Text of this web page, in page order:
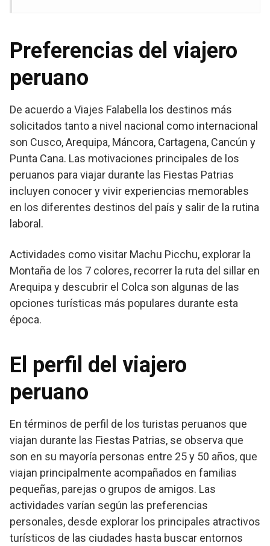
Preferencias del viajero
peruano
De acuerdo a Viajes Falabella los destinos más
solicitados tanto a nivel nacional como internacional
son Cusco, Arequipa, Máncora, Cartagena, Cancún y
Punta Cana. Las motivaciones principales de los
peruanos para viajar durante las Fiestas Patrias
incluyen conocer y vivir experiencias memorables
en los diferentes destinos del país y salir de la rutina
laboral.
Actividades como visitar Machu Picchu, explorar la
Montaña de los 7 colores, recorrer la ruta del sillar en
Arequipa y descubrir el Colca son algunas de las
opciones turísticas más populares durante esta
época.
El perfil del viajero
peruano
En términos de perfil de los turistas peruanos que
viajan durante las Fiestas Patrias, se observa que
son en su mayoría personas entre 25 y 50 años, que
viajan principalmente acompañados en familias
pequeñas, parejas o grupos de amigos. Las
actividades varían según las preferencias
personales, desde explorar los principales atractivos
turísticos de las ciudades hasta buscar entornos